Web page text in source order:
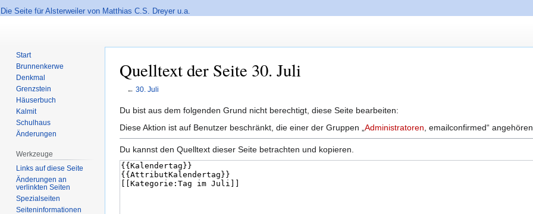
Die Seite für Alsterweiler von Matthias C.S. Dreyer u.a.
Quelltext der Seite 30. Juli
← 30. Juli
Zur
Navigation
Zur
Suche
Du bist aus dem folgenden Grund nicht berechtigt, diese Seite bearbeiten:
Diese Aktion ist auf Benutzer beschränkt, die einer der Gruppen „ Administratoren , emailconfirmed“ angehören.
Du kannst den Quelltext dieser Seite betrachten und kopieren.
Start
Brunnenkerwe
Denkmal
Grenzstein
Häuserbuch
Kalmit
Schulhaus
Änderungen
Werkzeuge
Links auf diese Seite
Änderungen an
verlinkten Seiten
Spezialseiten
Seiten­informationen